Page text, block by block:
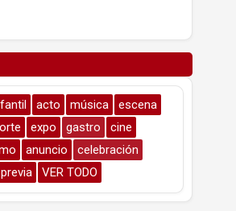
acto música
escena
expo gastro
cine
anuncio
celebración
VER TODO